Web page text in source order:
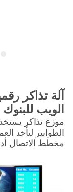
آلة تذاكر
الويب
موزع تذاكر
الطوابير ليأخذ
مخطط الاتصال